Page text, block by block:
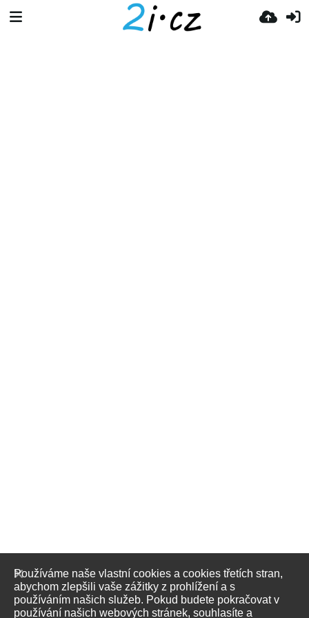
Používáme naše vlastní cookies a cookies třetích stran,
abychom zlepšili vaše zážitky z prohlížení a s
používáním našich služeb. Pokud budete pokračovat v
používání našich webových stránek, souhlasíte a